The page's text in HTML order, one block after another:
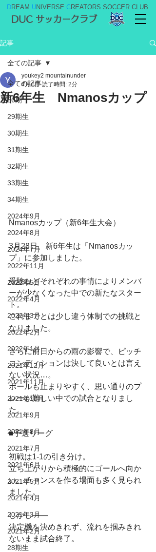
DREAM UNIVERSE CREATORS SOCCER CLUB
DUC サッカークラブ
記事
全ての記事
36期
29期生
30期生
31期生
32期生
33期生
34期生
2024年9月
2024年8月
2024年7月
2022年11月
2022年5月
2022年4月
2022年3月
2022年2月
2022年1月
2021年12月
2021年11月
2021年10月
2021年9月
2021年8月
2021年7月
2021年6月
2021年5月
2021年4月
2021年3月
2021年2月
28期生
全ての記事
新6年生 Nmanosカップ
youkey2 mountainunder
4月4日 読了時間: 2分
Nmanosカップ（新6年生大会）
3月28日、新6年生は「Nmanosカッ
プ」に参加しました。
受験などそれぞれの事情によりメンバ
ーが少なくなった中での新たなスター
ト。
これまでとは少し違う体制での挑戦と
なりました。
さらに前日からの雨の影響で、ピッチ
コンディションは決して良いとは言え
ない状況…。
ボールも止まりやすく、思い通りのプ
レーが難しい中での試合となりまし
た。
■予選リーグ
初戦は1-1の引き分け。
立ち上がりから積極的にゴールへ向か
い、チャンスを作る場面も多く見られ
ました。
しかし――
決定機を決めきれず、流れを掴みきれ
ないまま試合終了。